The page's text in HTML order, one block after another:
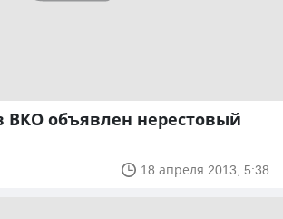
ВКО объявлен нерестовый
18 апреля 2013, 5:38